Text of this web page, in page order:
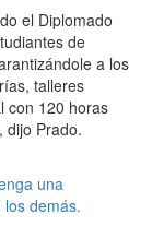
el Diplomado
de
a los
talleres
con 120 horas
dijo Prado.
una
demás.